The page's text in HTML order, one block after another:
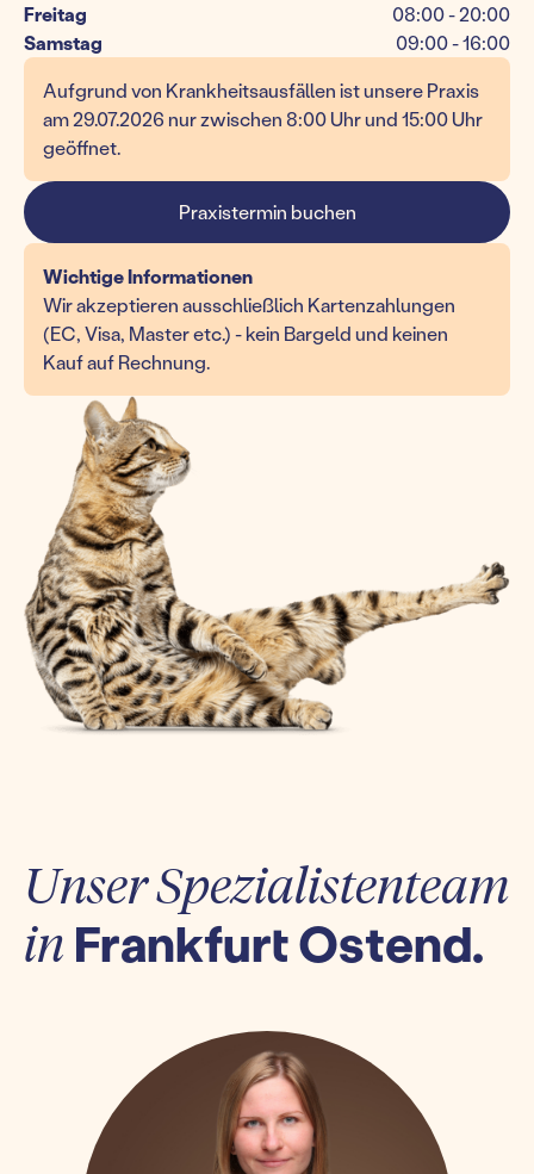
Freitag
08:00 - 20:00
Samstag
09:00 - 16:00
Aufgrund von Krankheitsausfällen ist unsere Praxis
am 29.07.2026 nur zwischen 8:00 Uhr und 15:00 Uhr
geöffnet.
Praxistermin buchen
Wichtige Informationen
Wir akzeptieren ausschließlich Kartenzahlungen
(EC, Visa, Master etc.) - kein Bargeld und keinen
Kauf auf Rechnung.
Unser Spezialistenteam
in Frankfurt Ostend.